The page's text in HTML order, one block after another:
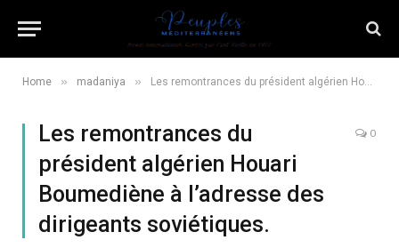
Home » madaniya » Les remontrances du président algérien Houari Boumediène à l’adresse des dirigeants soviétiques.
Les remontrances du
président algérien Houari
Boumediène à l’adresse des
dirigeants soviétiques.
0